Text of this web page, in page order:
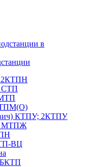
2КТПН
СТП
КТПУ; 2КТПУ
МТПЖ
ВЦ